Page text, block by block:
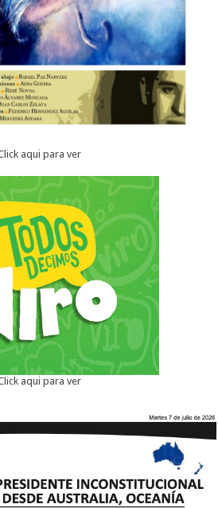
aqui para ver
aqui para ver